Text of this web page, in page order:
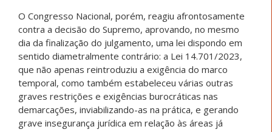
O Congresso Nacional, porém, reagiu afrontosamente
contra a decisão do Supremo, aprovando, no mesmo
dia da finalização do julgamento, uma lei dispondo em
sentido diametralmente contrário: a Lei 14.701/2023,
que não apenas reintroduziu a exigência do marco
temporal, como também estabeleceu várias outras
graves restrições e exigências burocráticas nas
demarcações, inviabilizando-as na prática, e gerando
grave insegurança jurídica em relação às áreas já